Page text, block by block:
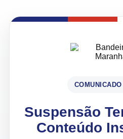
Suspensão
Conteúdo